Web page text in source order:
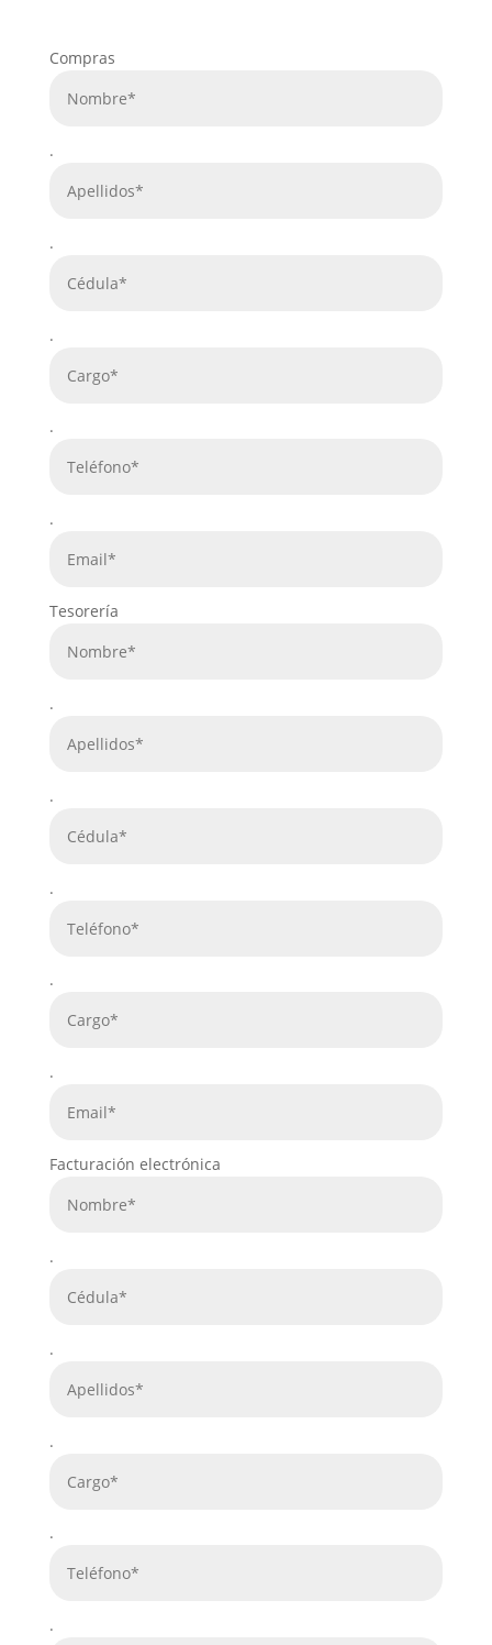
Compras
.
.
.
.
.
Tesorería
.
.
.
.
.
Facturación electrónica
.
.
.
.
.